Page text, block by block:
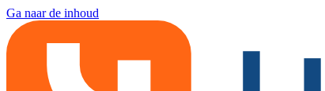
Ga naar de inhoud